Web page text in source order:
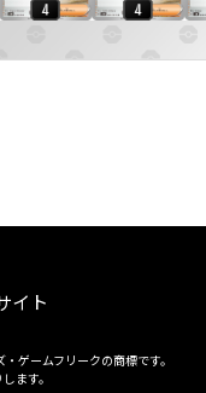
イト
ゲームフリークの商標です。
ます。